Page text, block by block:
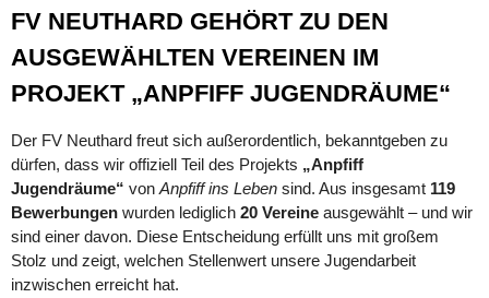
FV NEUTHARD GEHÖRT ZU DEN
AUSGEWÄHLTEN VEREINEN IM
PROJEKT „ANPFIFF JUGENDRÄUME“
Der FV Neuthard freut sich außerordentlich, bekanntgeben zu
dürfen, dass wir offiziell Teil des Projekts „Anpfiff
Jugendräume“ von Anpfiff ins Leben sind. Aus insgesamt 119
Bewerbungen wurden lediglich 20 Vereine ausgewählt – und wir
sind einer davon. Diese Entscheidung erfüllt uns mit großem
Stolz und zeigt, welchen Stellenwert unsere Jugendarbeit
inzwischen erreicht hat.